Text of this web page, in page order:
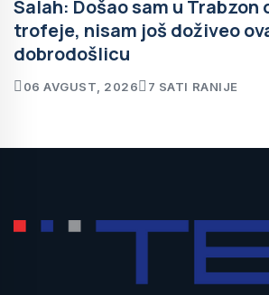
Salah: Došao sam u Trabzon
trofeje, nisam još doživeo
dobrodošlicu
06 AVGUST, 2026 7 SATI RANIJE